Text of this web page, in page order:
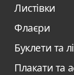
Листівки
Флаєри
Буклети та
Плакати та